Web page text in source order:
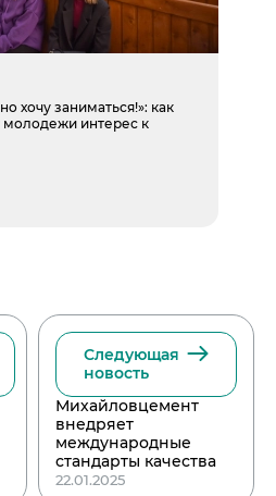
хочу заниматься!»: как
интерес к
Следующая
новость
Михайловцемент
внедряет
международные
стандарты качества
22.01.2025